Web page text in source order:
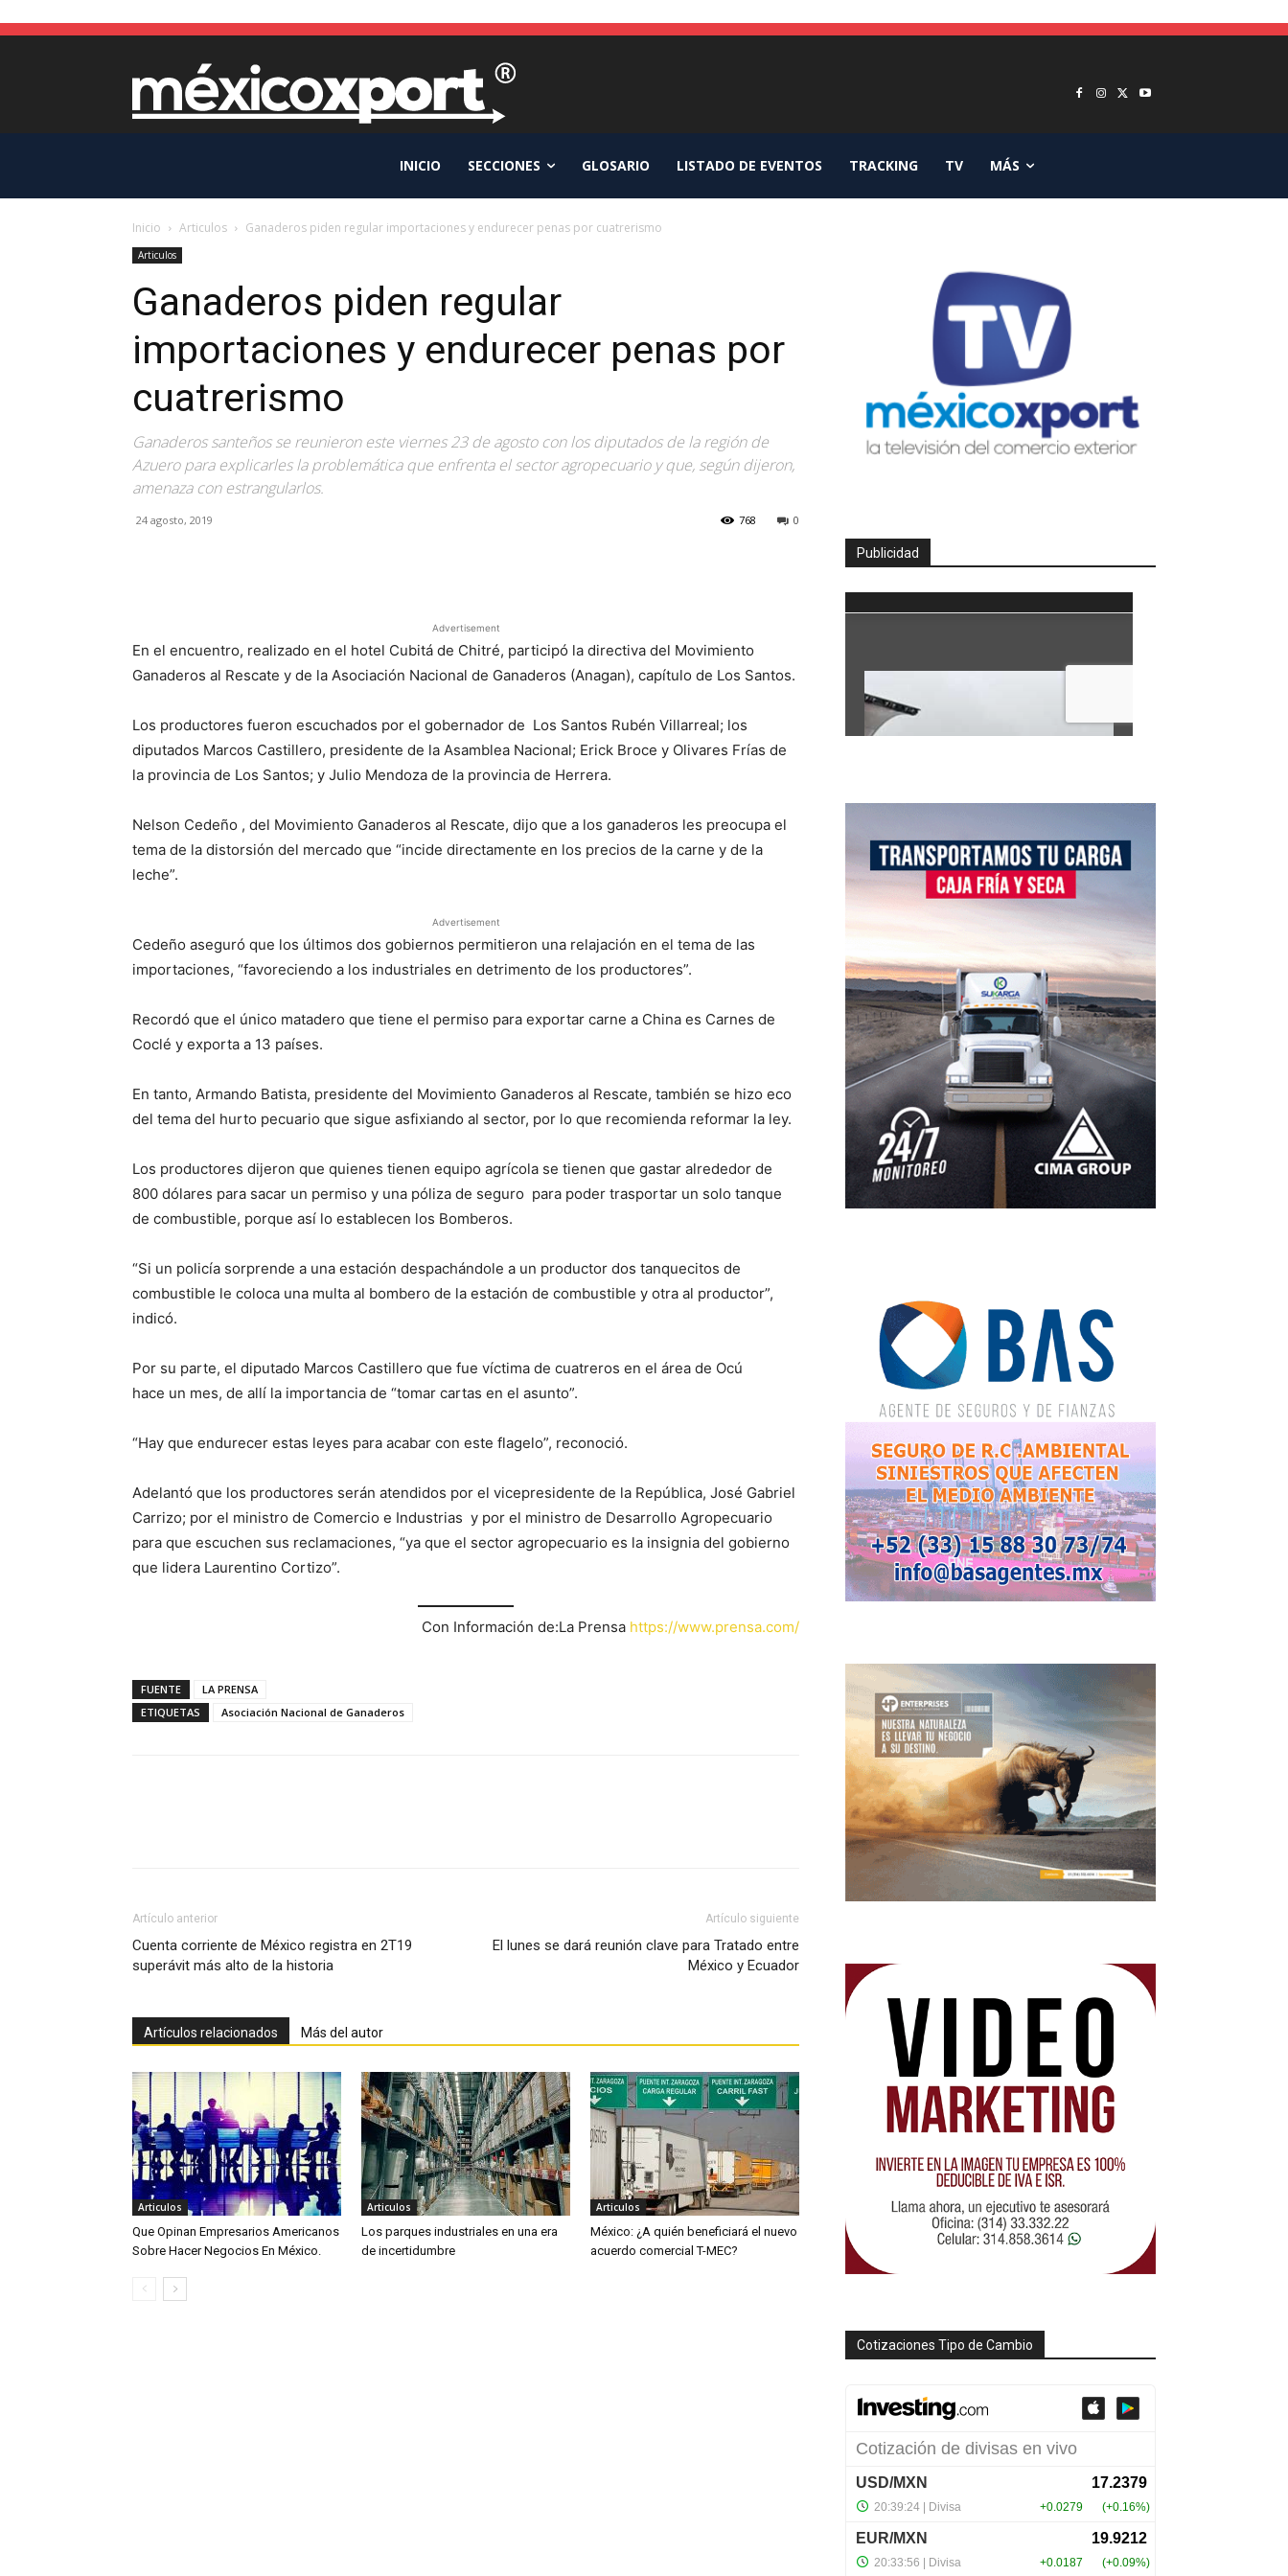
INICIO SECCIONES GLOSARIO LISTADO DE EVENTOS TRACKING TV MÁS
Inicio Articulos Ganaderos piden regular importaciones y endurecer penas por cuatrerismo
Articulos
Ganaderos piden regular
importaciones y endurecer penas por
cuatrerismo
Ganaderos santeños se reunieron este viernes 23 de agosto con los diputados de la región de
Azuero para explicarles la problemática que enfrenta el sector agropecuario y que, según dijeron,
amenaza con estrangularlos.
24 agosto, 2019 0
768
Advertisement
En el encuentro, realizado en el hotel Cubitá de Chitré, participó la directiva del Movimiento
Ganaderos al Rescate y de la Asociación Nacional de Ganaderos (Anagan), capítulo de Los Santos.
Los productores fueron escuchados por el gobernador de Los Santos Rubén Villarreal; los
diputados Marcos Castillero, presidente de la Asamblea Nacional; Erick Broce y Olivares Frías de
la provincia de Los Santos; y Julio Mendoza de la provincia de Herrera.
Nelson Cedeño , del Movimiento Ganaderos al Rescate, dijo que a los ganaderos les preocupa el
tema de la distorsión del mercado que “incide directamente en los precios de la carne y de la
leche”.
Advertisement
Cedeño aseguró que los últimos dos gobiernos permitieron una relajación en el tema de las
importaciones, “favoreciendo a los industriales en detrimento de los productores”.
Recordó que el único matadero que tiene el permiso para exportar carne a China es Carnes de
Coclé y exporta a 13 países.
En tanto, Armando Batista, presidente del Movimiento Ganaderos al Rescate, también se hizo eco
del tema del hurto pecuario que sigue asfixiando al sector, por lo que recomienda reformar la ley.
Los productores dijeron que quienes tienen equipo agrícola se tienen que gastar alrededor de
800 dólares para sacar un permiso y una póliza de seguro para poder trasportar un solo tanque
de combustible, porque así lo establecen los Bomberos.
“Si un policía sorprende a una estación despachándole a un productor dos tanquecitos de
combustible le coloca una multa al bombero de la estación de combustible y otra al productor”,
indicó.
Por su parte, el diputado Marcos Castillero que fue víctima de cuatreros en el área de Ocú
hace un mes, de allí la importancia de “tomar cartas en el asunto”.
“Hay que endurecer estas leyes para acabar con este flagelo”, reconoció.
Adelantó que los productores serán atendidos por el vicepresidente de la República, José Gabriel
Carrizo; por el ministro de Comercio e Industrias y por el ministro de Desarrollo Agropecuario
para que escuchen sus reclamaciones, “ya que el sector agropecuario es la insignia del gobierno
que lidera Laurentino Cortizo”.
Con Información de:La Prensa https://www.prensa.com/
FUENTE
LA PRENSA
ETIQUETAS
Asociación Nacional de Ganaderos
Artículo anterior
Cuenta corriente de México registra en 2T19
superávit más alto de la historia
Artículo siguiente
El lunes se dará reunión clave para Tratado entre
México y Ecuador
Artículos relacionados Más del autor
Articulos
Que Opinan Empresarios Americanos
Sobre Hacer Negocios En México.
Articulos
Los parques industriales en una era
de incertidumbre
Articulos
México: ¿A quién beneficiará el nuevo
acuerdo comercial T-MEC?
Publicidad
Cotizaciones Tipo de Cambio